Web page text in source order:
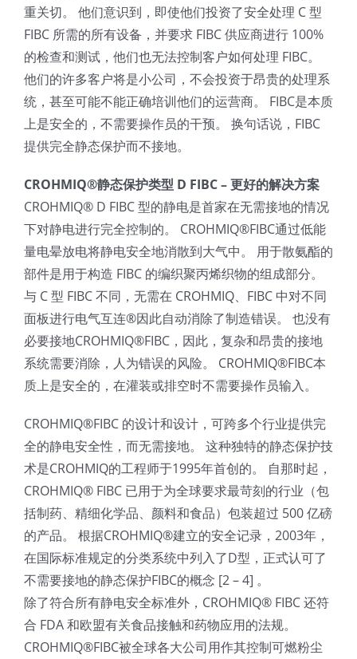
重关切。 他们意识到，即使他们投资了安全处理 C 型
FIBC 所需的所有设备，并要求 FIBC 供应商进行 100%
的检查和测试，他们也无法控制客户如何处理 FIBC。
他们的许多客户将是小公司，不会投资于昂贵的处理系
统，甚至可能不能正确培训他们的运营商。 FIBC是本质
上是安全的，不需要操作员的干预。 换句话说，FIBC
提供完全静态保护而不接地。
CROHMIQ®静态保护类型 D FIBC – 更好的解决方案
CROHMIQ® D FIBC 型的静电是首家在无需接地的情况
下对静电进行完全控制的。 CROHMIQ®FIBC通过低能
量电晕放电将静电安全地消散到大气中。 用于散氨酯的
部件是用于构造 FIBC 的编织聚丙烯织物的组成部分。
与 C 型 FIBC 不同，无需在 CROHMIQ、FIBC 中对不同
面板进行电气互连®因此自动消除了制造错误。 也没有
必要接地CROHMIQ®FIBC，因此，复杂和昂贵的接地
系统需要消除，人为错误的风险。 CROHMIQ®FIBC本
质上是安全的，在灌装或排空时不需要操作员输入。
CROHMIQ®FIBC 的设计和设计，可跨多个行业提供完
全的静电安全性，而无需接地。 这种独特的静态保护技
术是CROHMIQ的工程师于1995年首创的。 自那时起，
CROHMIQ® FIBC 已用于为全球要求最苛刻的行业（包
括制药、精细化学品、颜料和食品）包装超过 500 亿磅
的产品。 根据CROHMIQ®建立的安全记录，2003年，
在国际标准规定的分类系统中列入了D型，正式认可了
不需要接地的静态保护FIBC的概念 [2 – 4] 。
除了符合所有静电安全标准外，CROHMIQ® FIBC 还符
合 FDA 和欧盟有关食品接触和药物应用的法规。
CROHMIQ®FIBC被全球各大公司用作其控制可燃粉尘